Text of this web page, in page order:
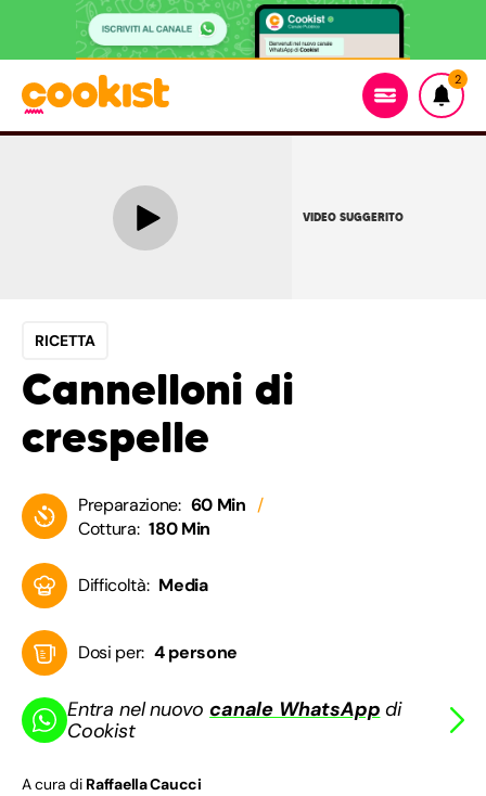
2
VIDEO SUGGERITO
RICETTA
Cannelloni di
crespelle
Preparazione: 60 Min
Cottura: 180 Min
Difficoltà: Media
Dosi per: 4 persone
Entra nel nuovocanale WhatsApp di
Cookist
A cura di Raffaella Caucci